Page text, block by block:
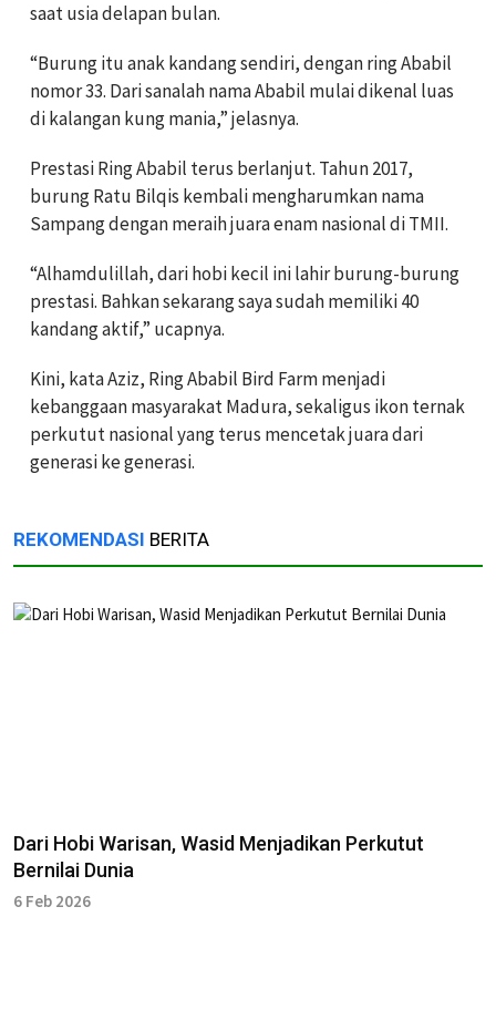
saat usia delapan bulan.
“Burung itu anak kandang sendiri, dengan ring Ababil
nomor 33. Dari sanalah nama Ababil mulai dikenal luas
di kalangan kung mania,” jelasnya.
Prestasi Ring Ababil terus berlanjut. Tahun 2017,
burung Ratu Bilqis kembali mengharumkan nama
Sampang dengan meraih juara enam nasional di TMII.
“Alhamdulillah, dari hobi kecil ini lahir burung-burung
prestasi. Bahkan sekarang saya sudah memiliki 40
kandang aktif,” ucapnya.
Kini, kata Aziz, Ring Ababil Bird Farm menjadi
kebanggaan masyarakat Madura, sekaligus ikon ternak
perkutut nasional yang terus mencetak juara dari
generasi ke generasi.
REKOMENDASI BERITA
Dari Hobi Warisan, Wasid Menjadikan Perkutut
Bernilai Dunia
6 Feb 2026